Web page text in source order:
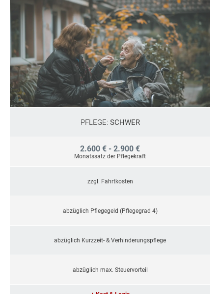
PFLEGE: SCHWER
2.600 € - 2.900 €
Monatssatz der Pflegekraft
zzgl. Fahrtkosten
abzüglich Pflegegeld (Pflegegrad 4)
abzüglich Kurzzeit- & Verhinderungspflege
abzüglich max. Steuervorteil